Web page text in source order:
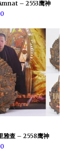
– 2553鹰神
雅查 – 2558鹰神